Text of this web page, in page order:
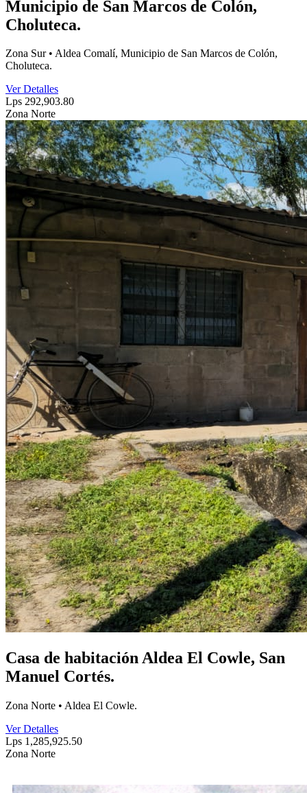
Municipio de San Marcos de Colón,
Choluteca.
Zona Sur • Aldea Comalí, Municipio de San Marcos de Colón,
Choluteca.
Ver Detalles
Lps 292,903.80
Zona Norte
Casa de habitación Aldea El Cowle, San
Manuel Cortés.
Zona Norte • Aldea El Cowle.
Ver Detalles
Lps 1,285,925.50
Zona Norte